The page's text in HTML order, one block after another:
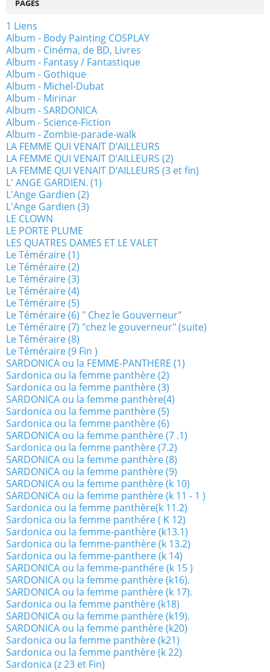
PAGES
1 Liens
Album - Body Painting COSPLAY
Album - Cinéma, de BD, Livres
Album - Fantasy / Fantastique
Album - Gothique
Album - Michel-Dubat
Album - Mirinar
Album - SARDONICA
Album - Science-Fiction
Album - Zombie-parade-walk
LA FEMME QUI VENAIT D’AILLEURS
LA FEMME QUI VENAIT D’AILLEURS (2)
LA FEMME QUI VENAIT D’AILLEURS (3 et fin)
L' ANGE GARDIEN. (1)
L'Ange Gardien (2)
L'Ange Gardien (3)
LE CLOWN
LE PORTE PLUME
LES QUATRES DAMES ET LE VALET
Le Téméraire (1)
Le Téméraire (2)
Le Téméraire (3)
Le Téméraire (4)
Le Téméraire (5)
Le Téméraire (6) " Chez le Gouverneur"
Le Téméraire (7) "chez le gouverneur" (suite)
Le Téméraire (8)
Le Téméraire (9 Fin )
SARDONICA ou la FEMME-PANTHERE (1)
Sardonica ou la femme panthère (2)
Sardonica ou la femme panthère (3)
SARDONICA ou la femme panthère(4)
Sardonica ou la femme panthère (5)
Sardonica ou la femme panthère (6)
SARDONICA ou la femme panthère (7 .1)
Sardonica ou la femme panthère (7.2)
SARDONICA ou la femme panthère (8)
SARDONICA ou la femme panthère (9)
SARDONICA ou la femme panthère (k 10)
SARDONICA ou la femme panthère (k 11 - 1 )
Sardonica ou la femme panthère(k 11.2)
Sardonica ou la femme panthére ( K 12)
Sardonica ou la femme-panthère (k13.1)
Sardonica ou la femme-panthère (k 13.2)
Sardonica ou la femme-panthere (k 14)
SARDONICA ou la femme-panthére (k 15 )
SARDONICA ou la femme panthère (k16).
SARDONICA ou la femme panthère (k 17).
Sardonica ou la femme panthère (k18)
SARDONICA ou la femme panthère (k19).
SARDONICA ou la femme panthère (k20)
Sardonica ou la femme panthère (k21)
Sardonica ou la femme panthère (k 22)
Sardonica (z 23 et Fin)